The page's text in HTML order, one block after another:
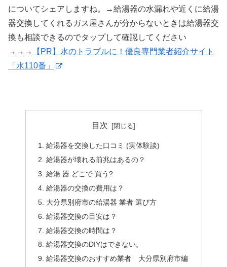
についてシェアしますね。→給湯器の水漏れや近くに給湯
器交換してくれるガス屋さんが分からないときは給湯器交
換も相談できるのでタップして確認してください
→→→
【PR】水のトラブルに！優良専門業者紹介サイト
「水110番」
目次
給湯器を交換した口コミ (実体験談)
給湯器が壊れる前兆はあるの？
給湯 器 どこで 買う?
給湯器の交換の費用は？
大分県別府市の給湯器 業者 選び方
給湯器交換の目安は？
給湯器交換の時間は？
給湯器交換のDIYはできない。
給湯器交換のおすすめ業者 大分県別府市編